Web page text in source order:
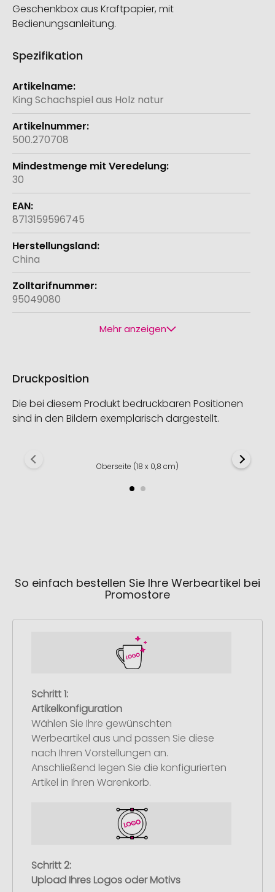
Geschenkbox aus Kraftpapier, mit
Bedienungsanleitung.
Spezifikation
Weitere
Informationen
King Schachspiel aus Holz natur
500.270708
30
8713159596745
China
95049080
Mehr anzeigen
Druckposition
Die bei diesem Produkt bedruckbaren Positionen
sind in den Bildern exemplarisch dargestellt.
Oberseite (18 x 0,8 cm)
So einfach bestellen Sie Ihre Werbeartikel bei
Promostore
Schritt 1:
Artikelkonfiguration
Wählen Sie Ihre gewünschten
Werbeartikel aus und passen Sie diese
nach Ihren Vorstellungen an.
Anschließend legen Sie die konfigurierten
Artikel in Ihren Warenkorb.
Schritt 2:
Upload Ihres Logos oder Motivs